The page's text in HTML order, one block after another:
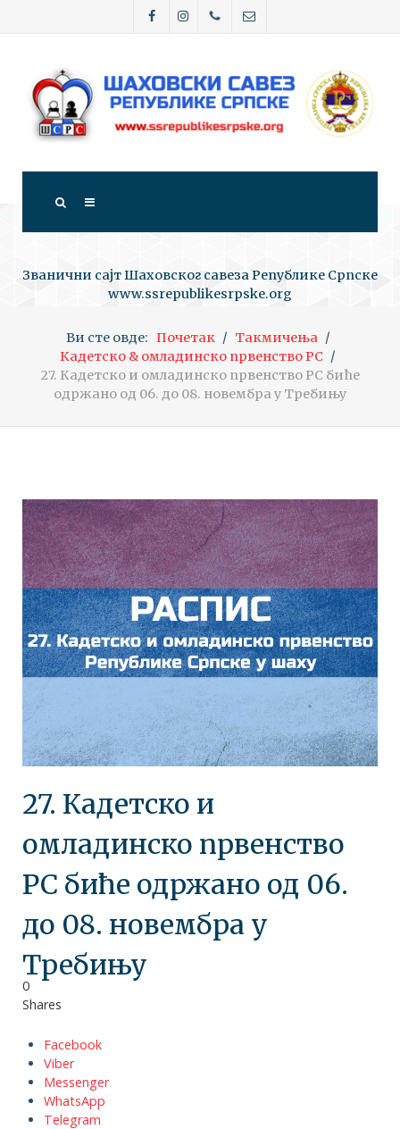
Званични сајт Шаховског савеза Републике Српске
www.ssrepublikesrpske.org
Ви сте овде: Почетак
Такмичења
Кадетско & омладинско првенство РС
27. Кадетско и омладинско првенство РС биће
одржано од 06. до 08. новембра у Требињу
27. Кадетско и
омладинско првенство
РС биће одржано од 06.
до 08. новембра у
Требињу
0
Shares
Facebook
Viber
Messenger
WhatsApp
Telegram